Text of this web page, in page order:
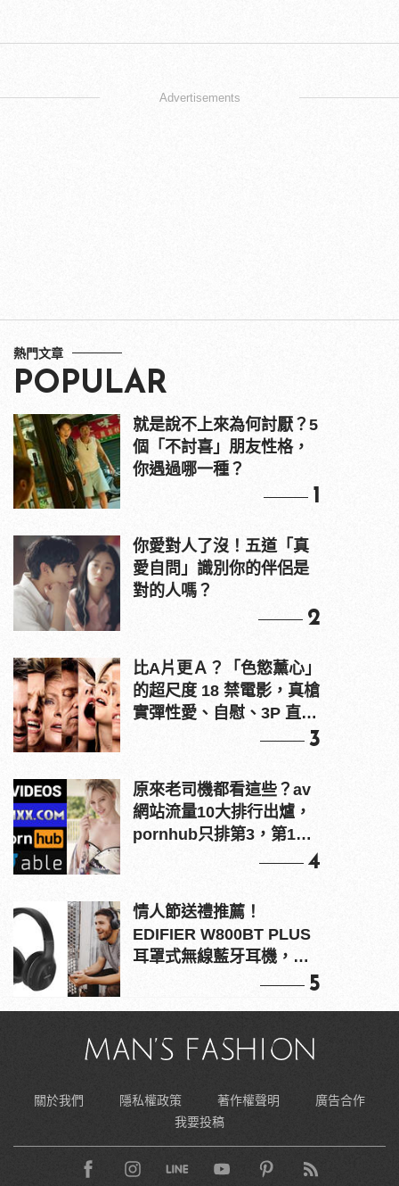
Advertisements
熱門文章
POPULAR
就是說不上來為何討厭？5
個「不討喜」朋友性格，
你遇過哪一種？
1
你愛對人了沒！五道「真
愛自問」識別你的伴侶是
對的人嗎？
2
比A片更Ａ？「色慾薰心」
的超尺度 18 禁電影，真槍
實彈性愛、自慰、3P 直接
3
原來老司機都看這些？av
網站流量10大排行出爐，
pornhub只排第3，第1名
4
情人節送禮推薦！
EDIFIER W800BT PLUS
耳罩式無線藍牙耳機，在
5
關於我們 隱私權政策 著作權聲明
廣告合作
我要投稿